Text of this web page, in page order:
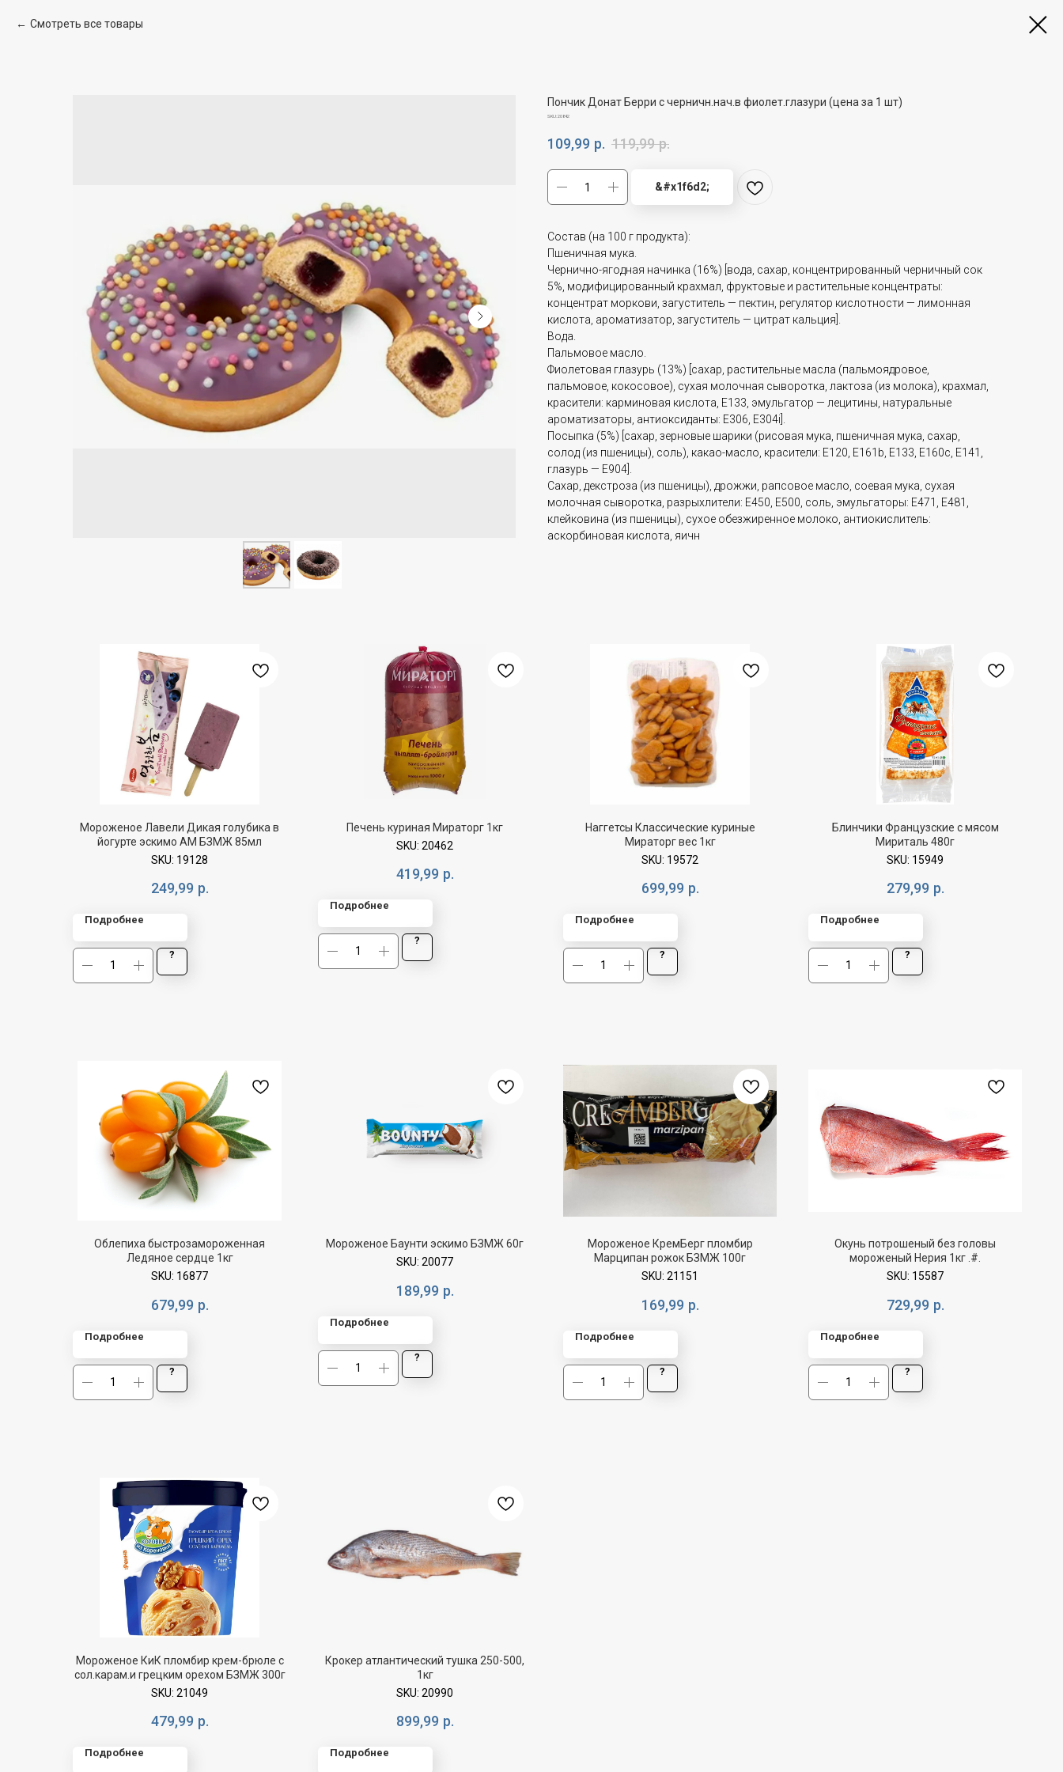
Смотреть все товары
Пончик Донат Берри с черничн.нач.в фиолет.глазури (цена за 1 шт)
SKU:20842
109,99 р. 119,99 р.
&#x1f6d2;
Состав (на 100 г продукта):
Пшеничная мука.
Чернично-ягодная начинка (16%) [вода, сахар, концентрированный черничный сок
5%, модифицированный крахмал, фруктовые и растительные концентраты:
концентрат моркови, загуститель — пектин, регулятор кислотности — лимонная
кислота, ароматизатор, загуститель — цитрат кальция].
Вода.
Пальмовое масло.
Фиолетовая глазурь (13%) [сахар, растительные масла (пальмоядровое,
пальмовое, кокосовое), сухая молочная сыворотка, лактоза (из молока), крахмал,
красители: карминовая кислота, Е133, эмульгатор — лецитины, натуральные
ароматизаторы, антиоксиданты: E306, E304i].
Посыпка (5%) [сахар, зерновые шарики (рисовая мука, пшеничная мука, сахар,
солод (из пшеницы), соль), какао-масло, красители: E120, E161b, E133, E160c, E141,
глазурь — E904].
Сахар, декстроза (из пшеницы), дрожжи, рапсовое масло, соевая мука, сухая
молочная сыворотка, разрыхлители: E450, E500, соль, эмульгаторы: E471, Е481,
клейковина (из пшеницы), сухое обезжиренное молоко, антиокислитель:
аскорбиновая кислота, яичн
Мороженое Лавели Дикая голубика в
йогурте эскимо АМ БЗМЖ 85мл
SKU: 19128
249,99 р.
Подробнее
?
Печень куриная Мираторг 1кг
SKU: 20462
419,99 р.
Подробнее
?
Наггетсы Классические куриные
Мираторг вес 1кг
SKU: 19572
699,99 р.
Подробнее
?
Блинчики Французские с мясом
Мириталь 480г
SKU: 15949
279,99 р.
Подробнее
?
Облепиха быстрозамороженная
Ледяное сердце 1кг
SKU: 16877
679,99 р.
Подробнее
?
Мороженое Баунти эскимо БЗМЖ 60г
SKU: 20077
189,99 р.
Подробнее
?
Мороженое КремБерг пломбир
Марципан рожок БЗМЖ 100г
SKU: 21151
169,99 р.
Подробнее
?
Окунь потрошеный без головы
мороженый Нерия 1кг .#.
SKU: 15587
729,99 р.
Подробнее
?
Мороженое КиК пломбир крем-брюле с
сол.карам.и грецким орехом БЗМЖ 300г
SKU: 21049
479,99 р.
Подробнее
Крокер атлантический тушка 250-500,
1кг
SKU: 20990
899,99 р.
Подробнее